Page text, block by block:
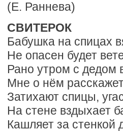
(Е. Раннева)
СВИТЕРОК
Бабушка на спицах
Не опасен будет
Рано утром с дедом
Мне о нём
Затихают спицы,
На стене вздыхает
Кашляет за стенкой